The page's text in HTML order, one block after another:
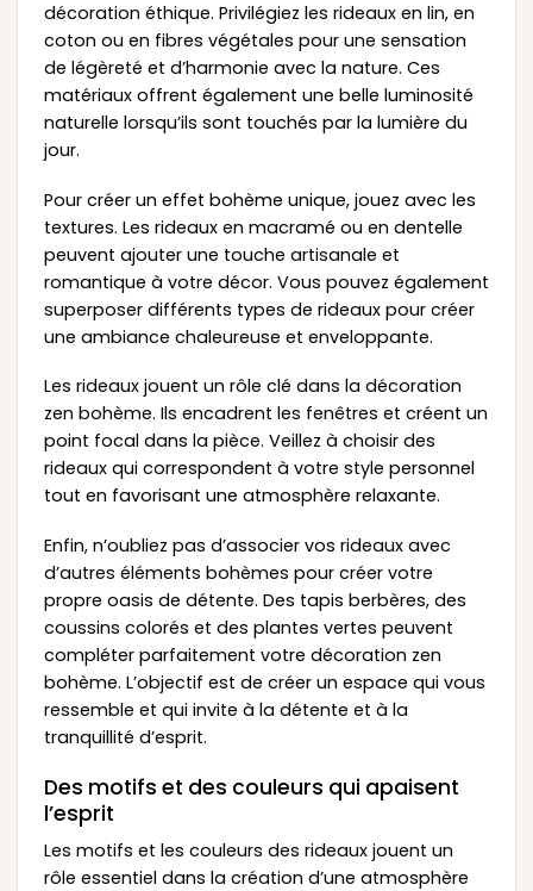
décoration éthique. Privilégiez les rideaux en lin, en
coton ou en fibres végétales pour une sensation
de légèreté et d’harmonie avec la nature. Ces
matériaux offrent également une belle luminosité
naturelle lorsqu’ils sont touchés par la lumière du
jour.
Pour créer un effet bohème unique, jouez avec les
textures. Les rideaux en macramé ou en dentelle
peuvent ajouter une touche artisanale et
romantique à votre décor. Vous pouvez également
superposer différents types de rideaux pour créer
une ambiance chaleureuse et enveloppante.
Les rideaux jouent un rôle clé dans la décoration
zen bohème. Ils encadrent les fenêtres et créent un
point focal dans la pièce. Veillez à choisir des
rideaux qui correspondent à votre style personnel
tout en favorisant une atmosphère relaxante.
Enfin, n’oubliez pas d’associer vos rideaux avec
d’autres éléments bohèmes pour créer votre
propre oasis de détente. Des tapis berbères, des
coussins colorés et des plantes vertes peuvent
compléter parfaitement votre décoration zen
bohème. L’objectif est de créer un espace qui vous
ressemble et qui invite à la détente et à la
tranquillité d’esprit.
Des motifs et des couleurs qui apaisent
l’esprit
Les motifs et les couleurs des rideaux jouent un
rôle essentiel dans la création d’une atmosphère